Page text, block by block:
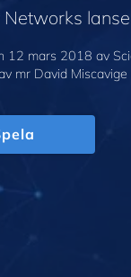
Networks
12 mars 2018 av
mr David